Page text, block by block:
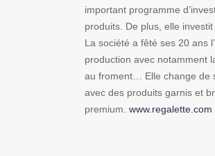
important programme
produits. De plus, elle
La société a fêté ses 20 ans
production avec notamment
au froment… Elle change de
avec des produits garnis et
premium. www.regalette.com